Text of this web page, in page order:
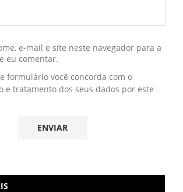
e-mail e site neste navegador para a
eu comentar.
formulário você concorda com o
e tratamento dos seus dados por este